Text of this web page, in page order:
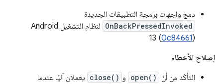
دمج واجهات برمجة التطبيقات الجديدة
OnBackPressedInvoked
لنظام التشغيل Android
13 (0c84661)
إصلاح الأخطاء
التأكّد من أنّ
open() و close() يعملان آليًا عندما